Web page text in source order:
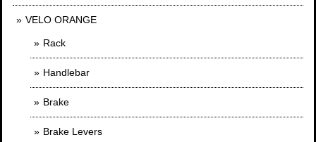
VELO ORANGE
Rack
Handlebar
Brake
Brake Levers